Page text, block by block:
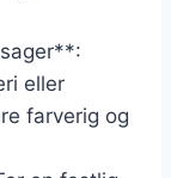
eller
farverig og